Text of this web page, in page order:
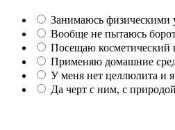
Занимаюсь физическими
Вообще не пытаюсь
Посещаю косметический
Применяю домашние
У меня нет целлюлита и я
Да черт с ним, с